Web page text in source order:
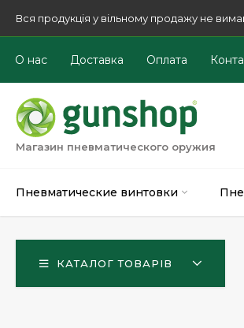
Вся продукція у вільному продажу не
О нас Доставка Оплата
Магазин пневматического оружия
Пневматические винтовки
КАТАЛОГ ТОВАРІВ